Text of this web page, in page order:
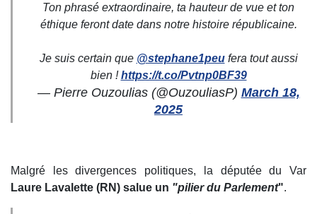
Ton phrasé extraordinaire, ta hauteur de vue et ton
éthique feront date dans notre histoire républicaine.
Je suis certain que @stephane1peufera tout aussi
bien !https://t.co/Pvtnp0BF39
— Pierre Ouzoulias (@OuzouliasP) March 18,
2025
Malgré les divergences politiques, la députée du Var
Laure Lavalette (RN) salue un "pilier du Parlement".